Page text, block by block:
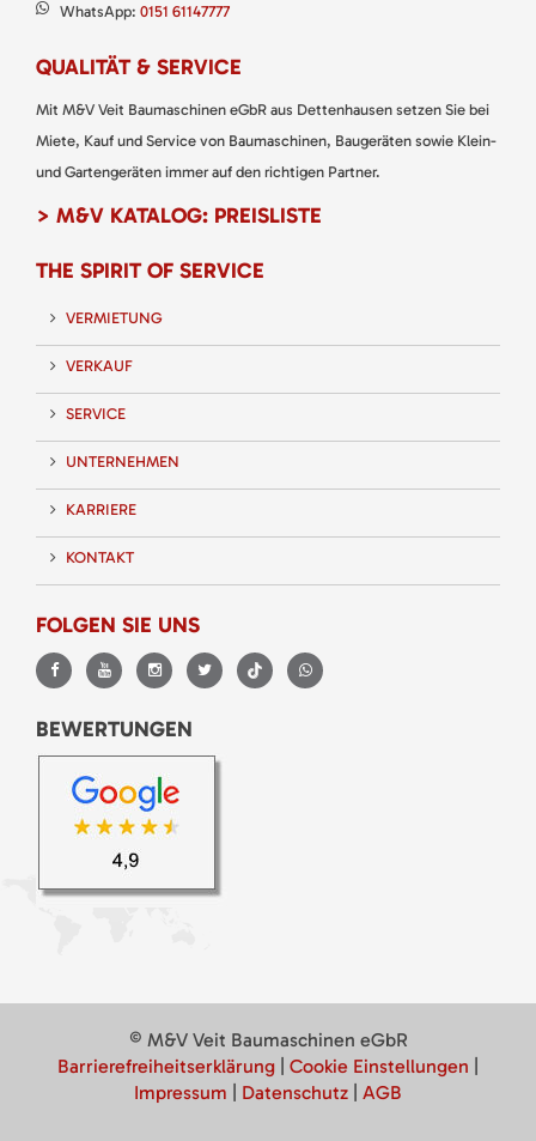
WhatsApp: 0151 61147777
QUALITÄT & SERVICE
Mit M&V Veit Baumaschinen eGbR aus Dettenhausen setzen Sie bei
Miete, Kauf und Service von Baumaschinen, Baugeräten sowie Klein-
und Gartengeräten immer auf den richtigen Partner.
> M&V KATALOG: PREISLISTE
THE SPIRIT OF SERVICE
VERMIETUNG
VERKAUF
SERVICE
UNTERNEHMEN
KARRIERE
KONTAKT
FOLGEN SIE UNS
BEWERTUNGEN
© M&V Veit Baumaschinen eGbR
Barrierefreiheitserklärung
Cookie Einstellungen
Impressum
Datenschutz AGB